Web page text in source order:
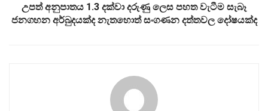
උපත් අනුපාතය 1.3 දක්වා දරුණු ලෙස පහත වැටීම සැබෑ
ජනගහන අර්බුදයක්ද නැතහොත් සංගණන දත්තවල දෝෂයක්ද